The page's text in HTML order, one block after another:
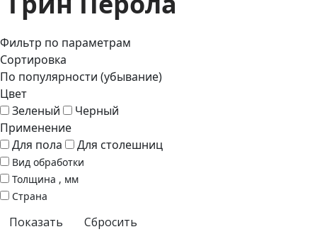
Фильтр по параметрам
Сортировка
По популярности (убывание)
Цвет
Зеленый
Черный
Применение
Для пола
Для столешниц
Вид обработки
Толщина , мм
Страна
Сбросить